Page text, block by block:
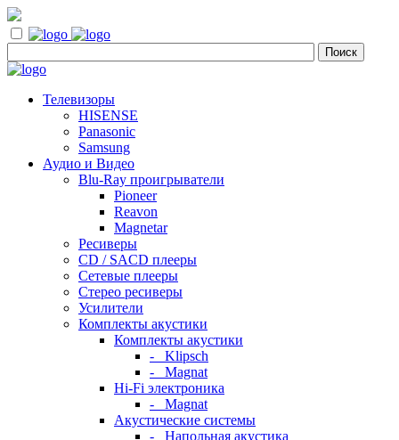
Телевизоры
HISENSE
Panasonic
Samsung
Аудио и Видео
Blu-Ray проигрыватели
Pioneer
Reavon
Magnetar
Ресиверы
CD / SACD плееры
Сетевые плееры
Стерео ресиверы
Усилители
Комплекты акустики
Комплекты акустики
- Klipsch
- Magnat
Hi-Fi электроника
- Magnat
Акустические системы
- Напольная акустика